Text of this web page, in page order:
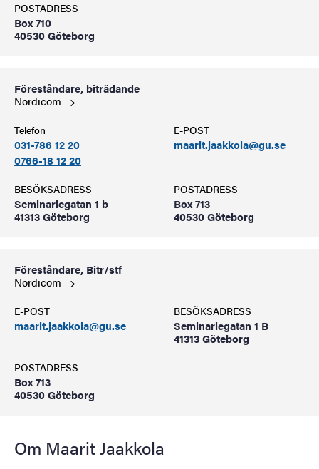
POSTADRESS
Box 710
40530 Göteborg
Föreståndare, biträdande
Nordicom
Telefon
031-786 12 20
0766-18 12 20
E-POST
maarit.jaakkola@gu.se
BESÖKSADRESS
Seminariegatan 1 b
41313 Göteborg
POSTADRESS
Box 713
40530 Göteborg
Föreståndare, Bitr/stf
Nordicom
E-POST
maarit.jaakkola@gu.se
BESÖKSADRESS
Seminariegatan 1 B
41313 Göteborg
POSTADRESS
Box 713
40530 Göteborg
Om Maarit Jaakkola